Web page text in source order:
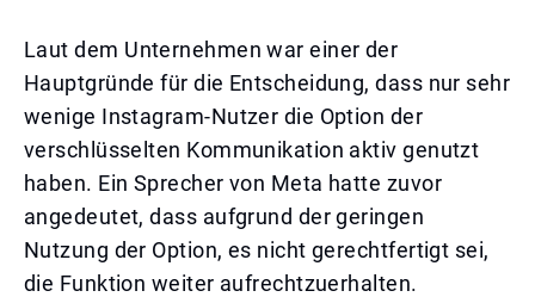
Laut dem Unternehmen war einer der
Hauptgründe für die Entscheidung, dass nur sehr
wenige Instagram-Nutzer die Option der
verschlüsselten Kommunikation aktiv genutzt
haben. Ein Sprecher von Meta hatte zuvor
angedeutet, dass aufgrund der geringen
Nutzung der Option, es nicht gerechtfertigt sei,
die Funktion weiter aufrechtzuerhalten.